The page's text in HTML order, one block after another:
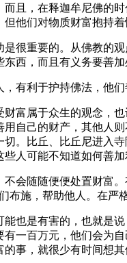
而且，在释迦牟尼佛的
他们对物质财富抱持着
重要的。从佛教的观
西，而且有义务要善
利于护持佛法，他们
属于众生的观念，也
用自己的财产，其他人
。比丘、比丘尼进入
人可能不知道如何善
随随便便处置财富。
布施，帮助他人。在严
是有害的，也就是说
有一百万元，他们会为
事，就很少有时间想其